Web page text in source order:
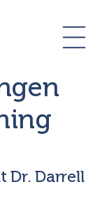
Dr. Darrell